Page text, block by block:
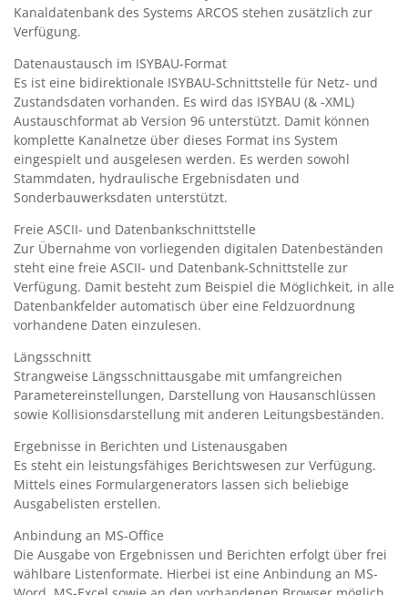
Kanaldatenbank des Systems ARCOS stehen zusätzlich zur
Verfügung.
Datenaustausch im ISYBAU-Format
Es ist eine bidirektionale ISYBAU-Schnittstelle für Netz- und
Zustandsdaten vorhanden. Es wird das ISYBAU (& -XML)
Austauschformat ab Version 96 unterstützt. Damit können
komplette Kanalnetze über dieses Format ins System
eingespielt und ausgelesen werden. Es werden sowohl
Stammdaten, hydraulische Ergebnisdaten und
Sonderbauwerksdaten unterstützt.
Freie ASCII- und Datenbankschnittstelle
Zur Übernahme von vorliegenden digitalen Datenbeständen
steht eine freie ASCII- und Datenbank-Schnittstelle zur
Verfügung. Damit besteht zum Beispiel die Möglichkeit, in alle
Datenbankfelder automatisch über eine Feldzuordnung
vorhandene Daten einzulesen.
Längsschnitt
Strangweise Längsschnittausgabe mit umfangreichen
Parametereinstellungen, Darstellung von Hausanschlüssen
sowie Kollisionsdarstellung mit anderen Leitungsbeständen.
Ergebnisse in Berichten und Listenausgaben
Es steht ein leistungsfähiges Berichtswesen zur Verfügung.
Mittels eines Formulargenerators lassen sich beliebige
Ausgabelisten erstellen.
Anbindung an MS-Office
Die Ausgabe von Ergebnissen und Berichten erfolgt über frei
wählbare Listenformate. Hierbei ist eine Anbindung an MS-